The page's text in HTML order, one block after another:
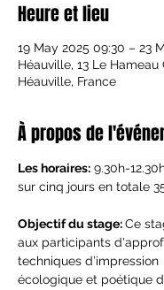
Heure et lieu
19 May 2025 09:30 – 23
Héauville, 13 Le
Héauville, France
À propos de
Les horaires: 9.30h-
sur cinq jours en totale
Objectif du stage: Ce
aux participants
techniques d’impression
écologique et poétique